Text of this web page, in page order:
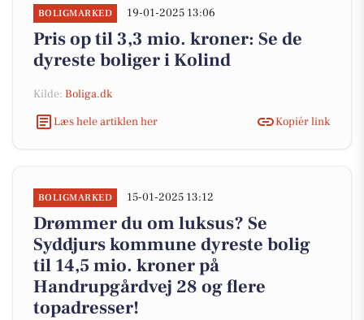
BOLIGMARKED 19-01-2025 13:06
Pris op til 3,3 mio. kroner: Se de
dyreste boliger i Kolind
Kilde: Boliga.dk
Læs hele artiklen her
Kopiér link
BOLIGMARKED 15-01-2025 13:12
Drømmer du om luksus? Se
Syddjurs kommune dyreste bolig
til 14,5 mio. kroner på
Handrupgårdvej 28 og flere
topadresser!